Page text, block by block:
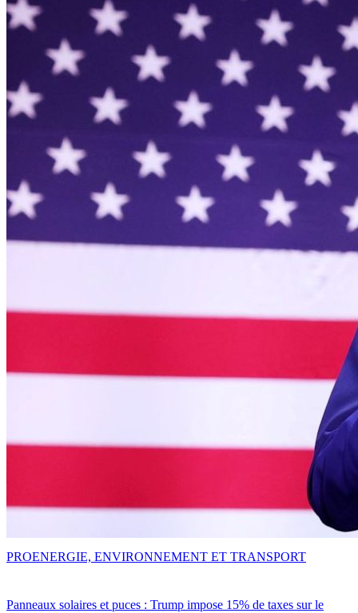
Panneaux solaires et puces : Trump impose 15% de taxes sur le
PROENERGIE, ENVIRONNEMENT ET TRANSPORT